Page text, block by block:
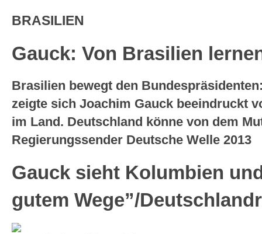
BRASILIEN
Gauck: Von Brasilien
Brasilien bewegt den
zeigte sich Joachim Gauck beeindruckt
im Land. Deutschland könne von dem
Regierungssender Deutsche Welle 2013
Gauck sieht Kolumbien
gutem Wege”/